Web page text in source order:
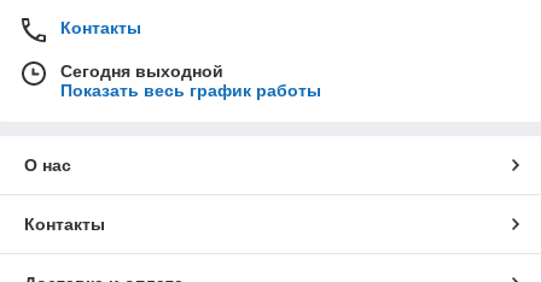
Контакты
Сегодня выходной
Показать весь график работы
О нас
Контакты